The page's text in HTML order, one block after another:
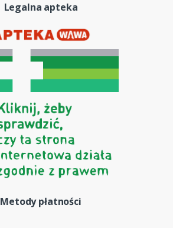
Legalna apteka
Metody płatności